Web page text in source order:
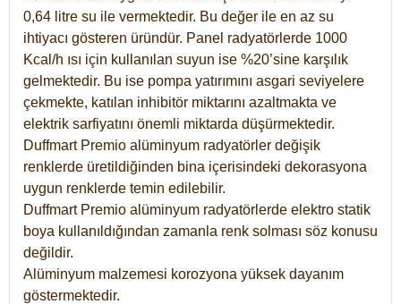
0,64 litre su ile vermektedir. Bu değer ile en az su
ihtiyacı gösteren üründür. Panel radyatörlerde 1000
Kcal/h ısı için kullanılan suyun ise %20’sine karşılık
gelmektedir. Bu ise pompa yatırımını asgari seviyelere
çekmekte, katılan inhibitör miktarını azaltmakta ve
elektrik sarfiyatını önemli miktarda düşürmektedir.
Duffmart Premio alüminyum radyatörler değişik
renklerde üretildiğinden bina içerisindeki dekorasyona
uygun renklerde temin edilebilir.
Duffmart Premio alüminyum radyatörlerde elektro statik
boya kullanıldığından zamanla renk solması söz konusu
değildir.
Alüminyum malzemesi korozyona yüksek dayanım
göstermektedir.